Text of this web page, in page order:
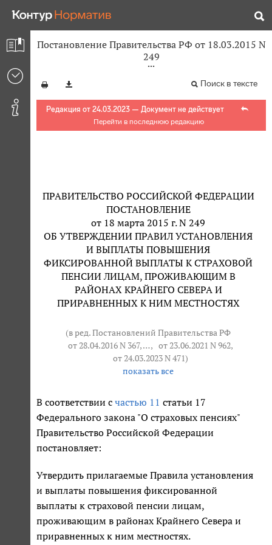
Постановление Правительства РФ от 18.03.2015 N
249
Поиск в тексте
Редакция от 24.03.2023 — Документ не действует
Перейти в последнюю редакцию
ПРАВИТЕЛЬСТВО РОССИЙСКОЙ ФЕДЕРАЦИИ
ПОСТАНОВЛЕНИЕ
от 18 марта 2015 г. N 249
ОБ УТВЕРЖДЕНИИ ПРАВИЛ УСТАНОВЛЕНИЯ
И ВЫПЛАТЫ ПОВЫШЕНИЯ
ФИКСИРОВАННОЙ ВЫПЛАТЫ К СТРАХОВОЙ
ПЕНСИИ ЛИЦАМ, ПРОЖИВАЮЩИМ В
РАЙОНАХ КРАЙНЕГО СЕВЕРА И
ПРИРАВНЕННЫХ К НИМ МЕСТНОСТЯХ
(в ред. Постановлений Правительства РФ
от 28.04.2016 N 367, … , от 23.06.2021 N 962,
от 24.03.2023 N 471)
показать все
В соответствии с частью 11 статьи 17
Федерального закона "О страховых пенсиях"
Правительство Российской Федерации
постановляет:
Утвердить прилагаемые Правила установления
и выплаты повышения фиксированной
выплаты к страховой пенсии лицам,
проживающим в районах Крайнего Севера и
приравненных к ним местностях.